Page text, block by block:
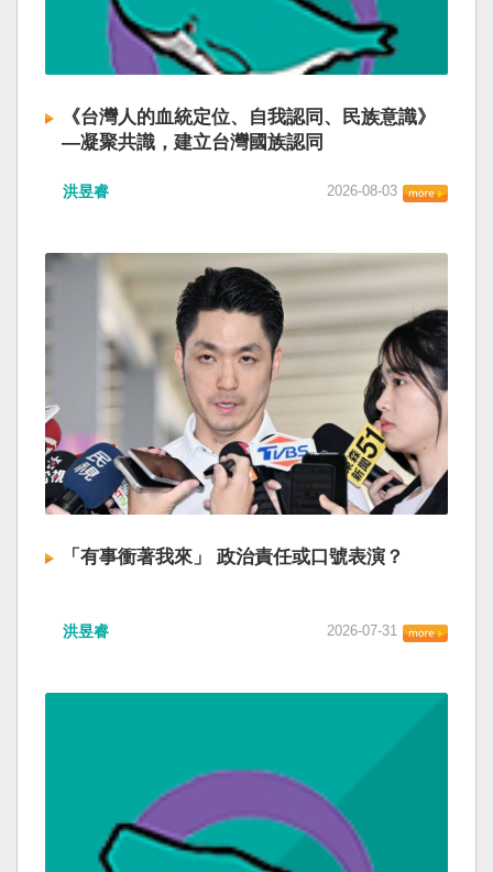
《台灣人的血統定位、自我認同、民族意識》
—凝聚共識，建立台灣國族認同
洪昱睿 2026-08-03
「有事衝著我來」 政治責任或口號表演？
洪昱睿 2026-07-31